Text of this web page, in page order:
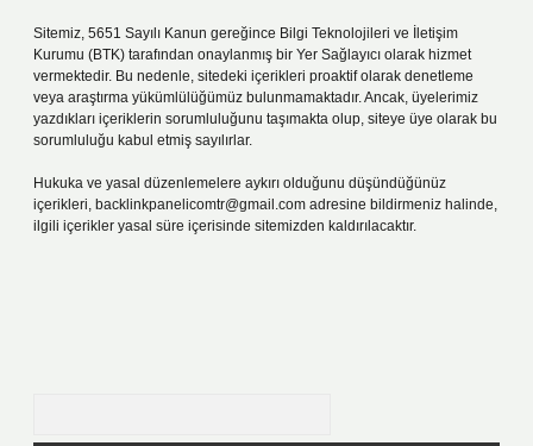
Sitemiz, 5651 Sayılı Kanun gereğince Bilgi Teknolojileri ve İletişim
Kurumu (BTK) tarafından onaylanmış bir Yer Sağlayıcı olarak hizmet
vermektedir. Bu nedenle, sitedeki içerikleri proaktif olarak denetleme
veya araştırma yükümlülüğümüz bulunmamaktadır. Ancak, üyelerimiz
yazdıkları içeriklerin sorumluluğunu taşımakta olup, siteye üye olarak bu
sorumluluğu kabul etmiş sayılırlar.
Hukuka ve yasal düzenlemelere aykırı olduğunu düşündüğünüz
içerikleri, backlinkpanelicomtr@gmail.com adresine bildirmeniz halinde,
ilgili içerikler yasal süre içerisinde sitemizden kaldırılacaktır.